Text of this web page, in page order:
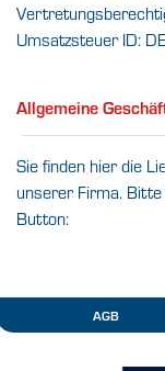
Umsatzsteuer ID:
Allgemeine
Sie finden hier die
unserer Firma. Bitte
Button:
AGB